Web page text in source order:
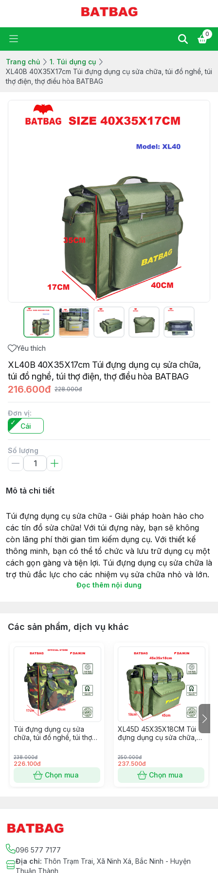
0
Trang chủ
1. Túi dụng cụ
XL40B 40X35X17cm Túi đựng dụng cụ sửa chữa, túi đồ nghề, túi
thợ điện, thợ điều hòa BATBAG
Yêu thích
XL40B 40X35X17cm Túi đựng dụng cụ sửa chữa,
túi đồ nghề, túi thợ điện, thợ điều hòa BATBAG
216.600đ 228.000đ
Đơn vị:
Cái
Số lượng
Mô tả chi tiết
Túi đựng dụng cụ sửa chữa - Giải pháp hoàn hảo cho
các tín đồ sửa chữa! Với túi đựng này, bạn sẽ không
còn lãng phí thời gian tìm kiếm dụng cụ. Với thiết kế
thông minh, bạn có thể tổ chức và lưu trữ dụng cụ một
cách gọn gàng và tiện lợi. Túi đựng dụng cụ sửa chữa là
trợ thủ đắc lực cho các nhiệm vụ sửa chữa nhỏ và lớn.
Đặt hàng ngay hôm nay để trải nghiệm sự tiện lợi của
PVC chống thấm nước, chống bị đâm thủng, tạo được
Túi có 6 ngăn gồm: 1 ngăn chính, 3 ngăn phụ, 2 ngăn
bên hông để những đồ khác nhau.
------------------------------------------------------------
---------------------------
Mã sản phẩm/ product code: XL40
Chất liệu/ material :Vải bố phủ PVC chống thấm nước
Trọng lượng / weight :1.2 kg
Trọng tải / tonnage :20 kg
Chiều cao / height :35 cm
Đọc thêm nội dung
Các sản phẩm, dịch vụ khác
Túi đựng dụng cụ sửa
chữa, túi đồ nghề, túi thợ
mầu rằn ri có chân đế
238.000đ
226.100đ
Chọn mua
XL45D 45X35X18CM Túi
đựng dụng cụ sửa chữa,
hòa DAIKIN mầu xanh lính
250.000đ
237.500đ
Chọn mua
096 577 7177
Địa chỉ: Thôn Trạm Trai, Xã Ninh Xá, Bắc Ninh - Huyện
Thuận Thành